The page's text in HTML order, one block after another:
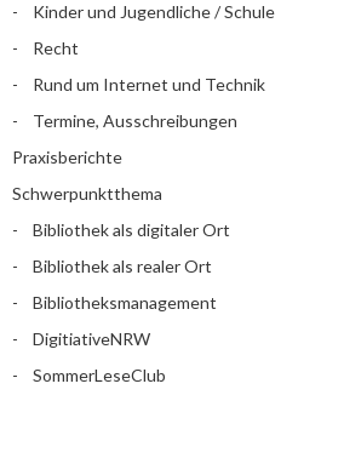
Kinder und Jugendliche / Schule
Recht
Rund um Internet und Technik
Termine, Ausschreibungen
Praxisberichte
Schwerpunktthema
Bibliothek als digitaler Ort
Bibliothek als realer Ort
Bibliotheksmanagement
DigitiativeNRW
SommerLeseClub